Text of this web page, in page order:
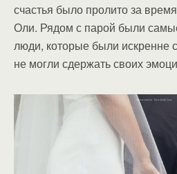
счастья было пролито за
Оли. Рядом с парой были
люди, которые были искренне
не могли сдержать своих